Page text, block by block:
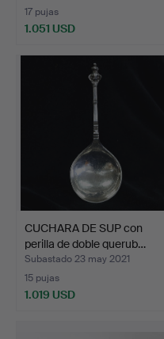
17 pujas
1.051 USD
CUCHARA DE SUP con
perilla de doble querub…
Subastado 23 may 2021
15 pujas
1.019 USD